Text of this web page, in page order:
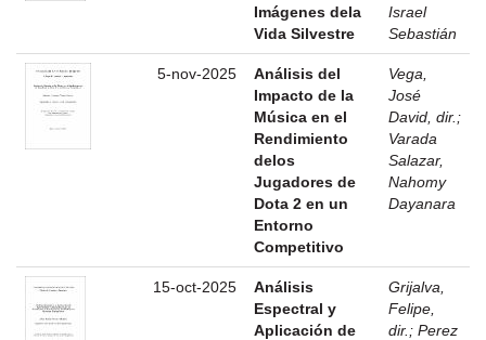
Imágenes dela
Vida Silvestre
Israel
Sebastián
5-nov-2025
Análisis del
Impacto de la
Música en el
Rendimiento
delos
Jugadores de
Dota 2 en un
Entorno
Competitivo
Vega,
José
David, dir. ;
Varada
Salazar,
Nahomy
Dayanara
15-oct-2025
Análisis
Espectral y
Aplicación de
Grijalva,
Felipe,
dir. ; Perez